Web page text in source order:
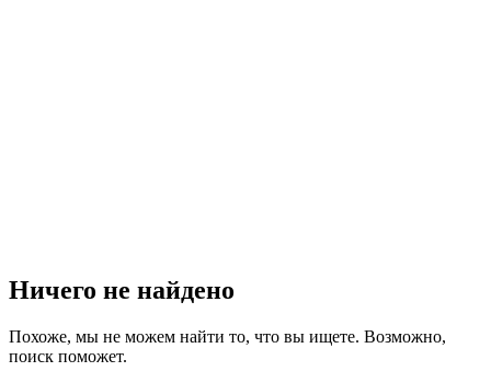
Ничего не найдено
Похоже, мы не можем найти то, что вы ищете. Возможно,
поиск поможет.